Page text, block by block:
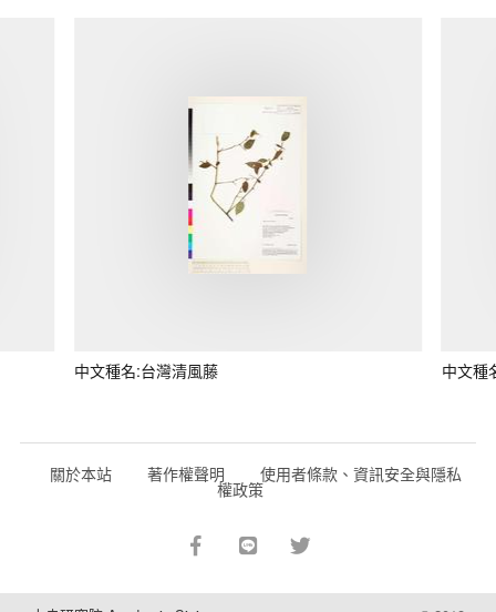
中文種名:台灣清風藤 中文種
關於本站 著作權聲明 使用者條款、資訊安全與隱私
權政策